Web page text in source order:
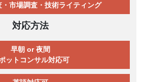
市場調査・技術ライティング
対応方法
早朝 or 夜間
ットコンサル対応可